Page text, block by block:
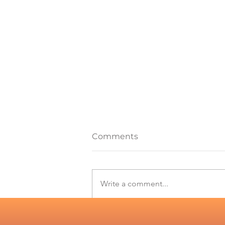
Comments
Write a comment...